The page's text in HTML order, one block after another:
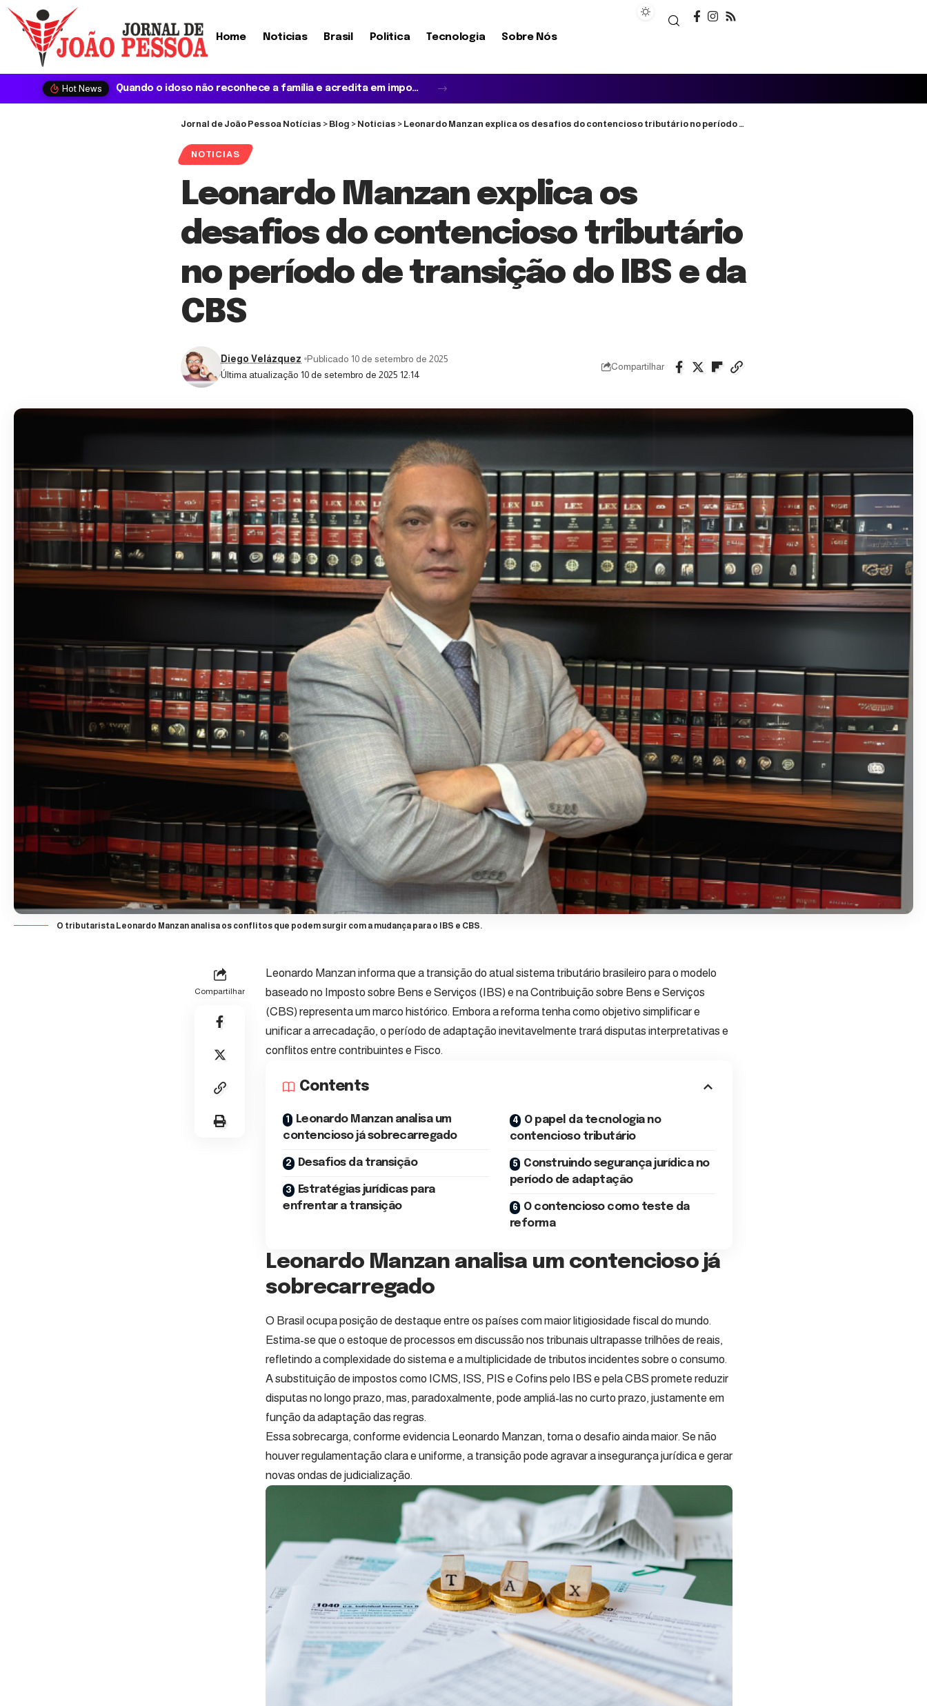
Home Noticias Brasil Politica Tecnologia Sobre Nós
Hot News Startups de João Pessoa podem conquistar espaço no Web Summit Lisboa 2026; veja como a iniciativa fortalece a inovação na Paraíba
Jornal de João Pessoa Notícias > Blog > Noticias > Leonardo Manzan explica os desafios do contencioso tributário no período de transição do IBS e da CBS
NOTICIAS
Leonardo Manzan explica os
desafios do contencioso tributário
no período de transição do IBS e da
CBS
Última atualização 10 de setembro de 2025 12:14
Diego Velázquez Publicado 10 de setembro de 2025
Compartilhar
O tributarista Leonardo Manzan analisa os conflitos que podem surgir com a mudança para o IBS e CBS.
Compartilhar
Leonardo Manzan informa que a transição do atual sistema tributário brasileiro para o modelo
baseado no Imposto sobre Bens e Serviços (IBS) e na Contribuição sobre Bens e Serviços
(CBS) representa um marco histórico. Embora a reforma tenha como objetivo simplificar e
unificar a arrecadação, o período de adaptação inevitavelmente trará disputas interpretativas e
conflitos entre contribuintes e Fisco.
Contents
Leonardo Manzan analisa um
contencioso já sobrecarregado
Desafios da transição
Estratégias jurídicas para
enfrentar a transição
O papel da tecnologia no
contencioso tributário
Construindo segurança jurídica no
período de adaptação
O contencioso como teste da
reforma
Leonardo Manzan analisa um contencioso já
sobrecarregado
O Brasil ocupa posição de destaque entre os países com maior litigiosidade fiscal do mundo.
Estima-se que o estoque de processos em discussão nos tribunais ultrapasse trilhões de reais,
refletindo a complexidade do sistema e a multiplicidade de tributos incidentes sobre o consumo.
A substituição de impostos como ICMS, ISS, PIS e Cofins pelo IBS e pela CBS promete reduzir
disputas no longo prazo, mas, paradoxalmente, pode ampliá-las no curto prazo, justamente em
função da adaptação das regras.
Essa sobrecarga, conforme evidencia Leonardo Manzan, torna o desafio ainda maior. Se não
houver regulamentação clara e uniforme, a transição pode agravar a insegurança jurídica e gerar
novas ondas de judicialização.